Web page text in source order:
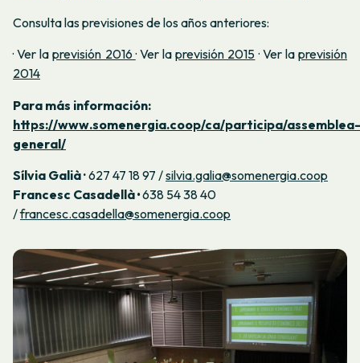
Consulta las previsiones de los años anteriores:
· Ver laprevisión 2016· Ver laprevisión 2015 · Ver la previsión
2014
Para más información:
https://www.somenergia.coop/ca/participa/assemblea-
general/
Sílvia Galià ·627 47 18 97 /silvia.galia@somenergia.coop
Francesc Casadellà·638 54 38 40
/francesc.casadella@somenergia.coop